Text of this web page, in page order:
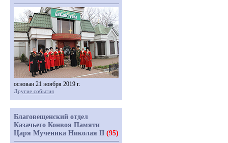
основан 21 ноября 2019 г.
Другие события
Благовещенский отдел
Казачьего Конвоя Памяти
Царя Мученика Николая II (95)